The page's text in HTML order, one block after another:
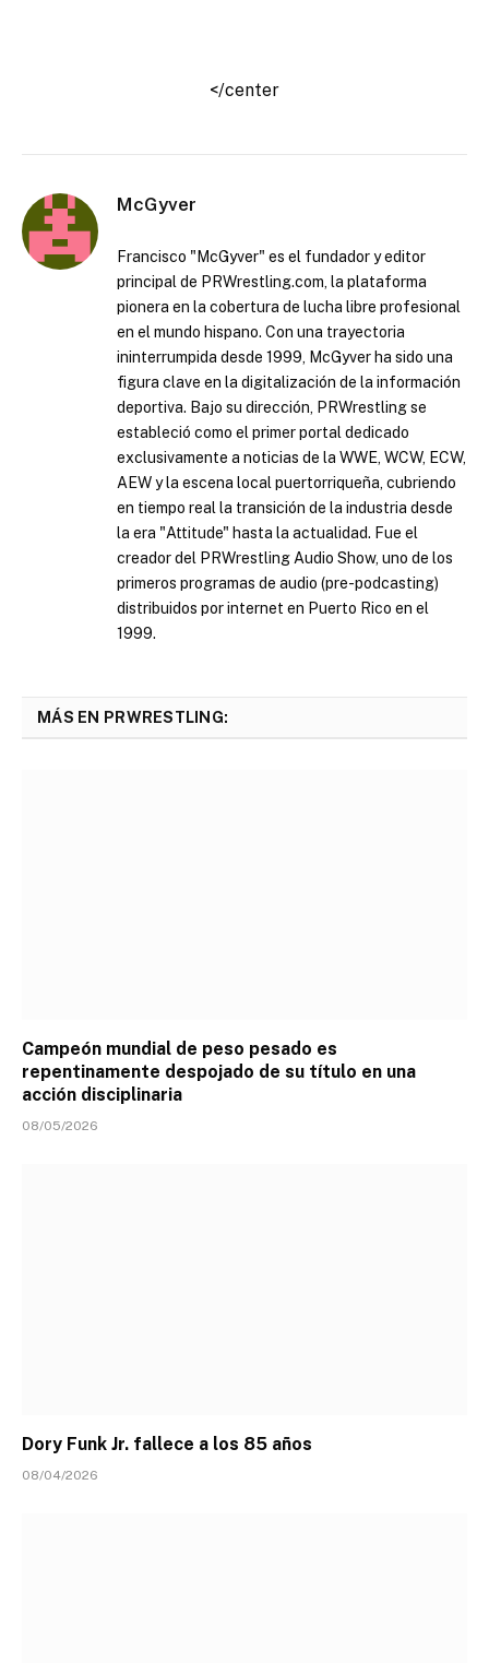
</center
McGyver
Francisco "McGyver" es el fundador y editor
principal de PRWrestling.com, la plataforma
pionera en la cobertura de lucha libre profesional
en el mundo hispano. Con una trayectoria
ininterrumpida desde 1999, McGyver ha sido una
figura clave en la digitalización de la información
deportiva. Bajo su dirección, PRWrestling se
estableció como el primer portal dedicado
exclusivamente a noticias de la WWE, WCW, ECW,
AEW y la escena local puertorriqueña, cubriendo
en tiempo real la transición de la industria desde
la era "Attitude" hasta la actualidad. Fue el
creador del PRWrestling Audio Show, uno de los
primeros programas de audio (pre-podcasting)
distribuidos por internet en Puerto Rico en el
1999.
MÁS EN PRWRESTLING:
Campeón mundial de peso pesado es
repentinamente despojado de su título en una
acción disciplinaria
08/05/2026
Dory Funk Jr. fallece a los 85 años
08/04/2026